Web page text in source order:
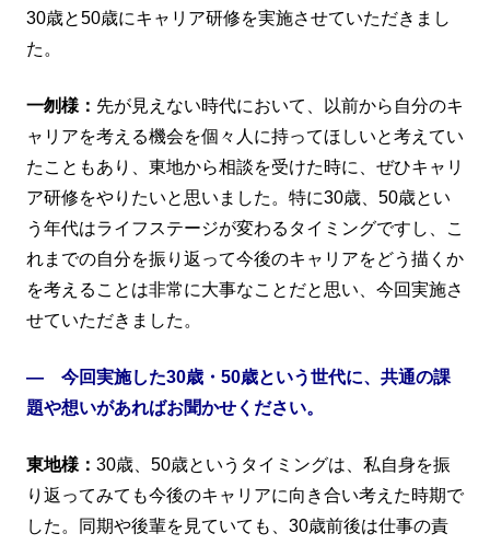
30歳と50歳にキャリア研修を実施させていただきまし
た。
一刎様： 先が見えない時代において、以前から自分のキ
ャリアを考える機会を個々人に持ってほしいと考えてい
たこともあり、東地から相談を受けた時に、ぜひキャリ
ア研修をやりたいと思いました。特に30歳、50歳とい
う年代はライフステージが変わるタイミングですし、こ
れまでの自分を振り返って今後のキャリアをどう描くか
を考えることは非常に大事なことだと思い、今回実施さ
せていただきました。
― 今回実施した30歳・50歳という世代に、共通の課
題や想いがあればお聞かせください。
東地様： 30歳、50歳というタイミングは、私自身を振
り返ってみても今後のキャリアに向き合い考えた時期で
した。同期や後輩を見ていても、30歳前後は仕事の責